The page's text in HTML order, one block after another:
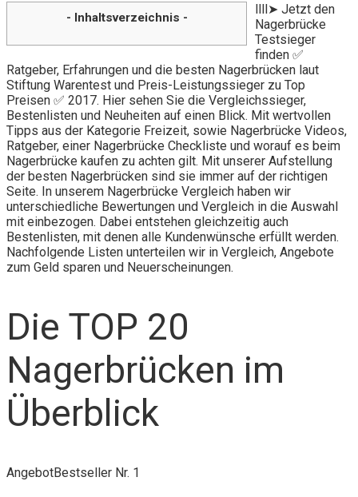
- Inhaltsverzeichnis -
llll➤ Jetzt den
Nagerbrücke
Testsieger
finden ✅
Ratgeber, Erfahrungen und die besten Nagerbrücken laut
Stiftung Warentest und Preis-Leistungssieger zu Top
Preisen ✅ 2017. Hier sehen Sie die Vergleichssieger,
Bestenlisten und Neuheiten auf einen Blick. Mit wertvollen
Tipps aus der Kategorie Freizeit, sowie Nagerbrücke Videos,
Ratgeber, einer Nagerbrücke Checkliste und worauf es beim
Nagerbrücke kaufen zu achten gilt. Mit unserer Aufstellung
der besten Nagerbrücken sind sie immer auf der richtigen
Seite. In unserem Nagerbrücke Vergleich haben wir
unterschiedliche Bewertungen und Vergleich in die Auswahl
mit einbezogen. Dabei entstehen gleichzeitig auch
Bestenlisten, mit denen alle Kundenwünsche erfüllt werden.
Nachfolgende Listen unterteilen wir in Vergleich, Angebote
zum Geld sparen und Neuerscheinungen.
Die TOP 20
Nagerbrücken im
Überblick
AngebotBestseller Nr. 1